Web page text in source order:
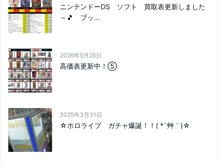
ニンテンドーDS ソフト 買取表更新しました
～🎵 ブッ...
2026年5月25日
高価表更新中！⑤
2025年3月31日
☆ホロライブ ガチャ爆誕！！( *´艸｀)☆